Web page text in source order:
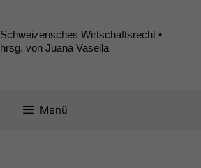
Schweizerisches Wirtschaftsrecht •
hrsg. von Juana Vasella
Menü